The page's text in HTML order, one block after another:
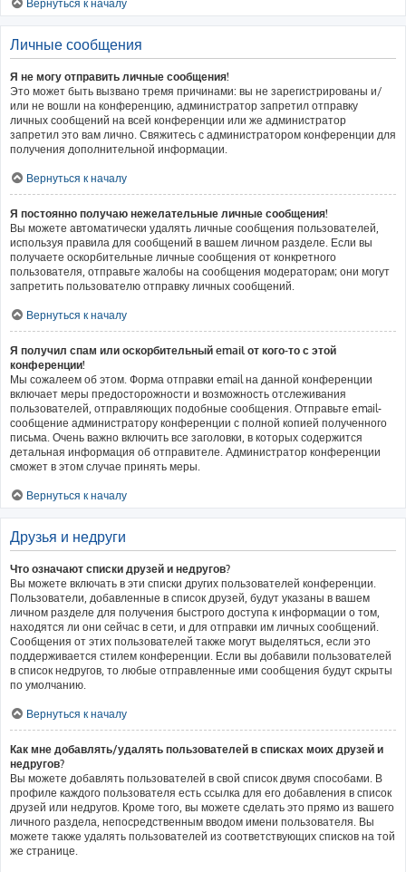
Вернуться к началу
Личные сообщения
Я не могу отправить личные сообщения!
Это может быть вызвано тремя причинами: вы не зарегистрированы и/
или не вошли на конференцию, администратор запретил отправку
личных сообщений на всей конференции или же администратор
запретил это вам лично. Свяжитесь с администратором конференции для
получения дополнительной информации.
Вернуться к началу
Я постоянно получаю нежелательные личные сообщения!
Вы можете автоматически удалять личные сообщения пользователей,
используя правила для сообщений в вашем личном разделе. Если вы
получаете оскорбительные личные сообщения от конкретного
пользователя, отправьте жалобы на сообщения модераторам; они могут
запретить пользователю отправку личных сообщений.
Вернуться к началу
Я получил спам или оскорбительный email от кого-то с этой
конференции!
Мы сожалеем об этом. Форма отправки email на данной конференции
включает меры предосторожности и возможность отслеживания
пользователей, отправляющих подобные сообщения. Отправьте email-
сообщение администратору конференции с полной копией полученного
письма. Очень важно включить все заголовки, в которых содержится
детальная информация об отправителе. Администратор конференции
сможет в этом случае принять меры.
Вернуться к началу
Друзья и недруги
Что означают списки друзей и недругов?
Вы можете включать в эти списки других пользователей конференции.
Пользователи, добавленные в список друзей, будут указаны в вашем
личном разделе для получения быстрого доступа к информации о том,
находятся ли они сейчас в сети, и для отправки им личных сообщений.
Сообщения от этих пользователей также могут выделяться, если это
поддерживается стилем конференции. Если вы добавили пользователей
в список недругов, то любые отправленные ими сообщения будут скрыты
по умолчанию.
Вернуться к началу
Как мне добавлять/удалять пользователей в списках моих друзей и
недругов?
Вы можете добавлять пользователей в свой список двумя способами. В
профиле каждого пользователя есть ссылка для его добавления в список
друзей или недругов. Кроме того, вы можете сделать это прямо из вашего
личного раздела, непосредственным вводом имени пользователя. Вы
можете также удалять пользователей из соответствующих списков на той
же странице.